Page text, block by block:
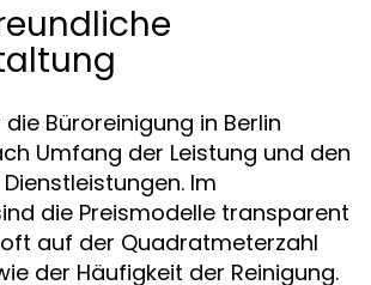
Büroreinigung in Berlin
Umfang der Leistung und den
Im
die Preismodelle transparent
auf der Quadratmeterzahl
der Häufigkeit der Reinigung.